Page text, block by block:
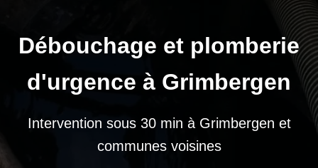
Débouchage et plomberie
d'urgence à Grimbergen
Intervention sous 30 min à Grimbergen et
communes voisines